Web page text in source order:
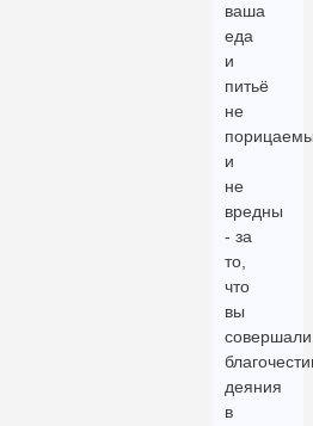
ваша
еда
и
питьё
не
и
не
вредны
- за
то,
что
вы
совершали
деяния
в